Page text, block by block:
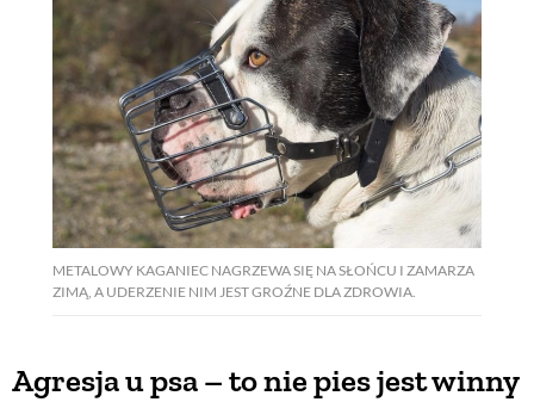
METALOWY KAGANIEC NAGRZEWA SIĘ NA SŁOŃCU I ZAMARZA
ZIMĄ, A UDERZENIE NIM JEST GROŹNE DLA ZDROWIA.
Agresja u psa – to nie pies jest winny